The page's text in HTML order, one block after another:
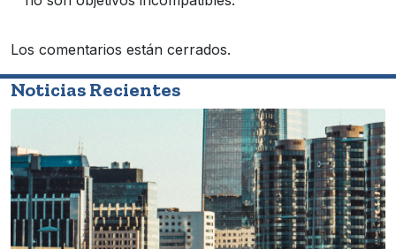
Los comentarios están cerrados.
Noticias Recientes